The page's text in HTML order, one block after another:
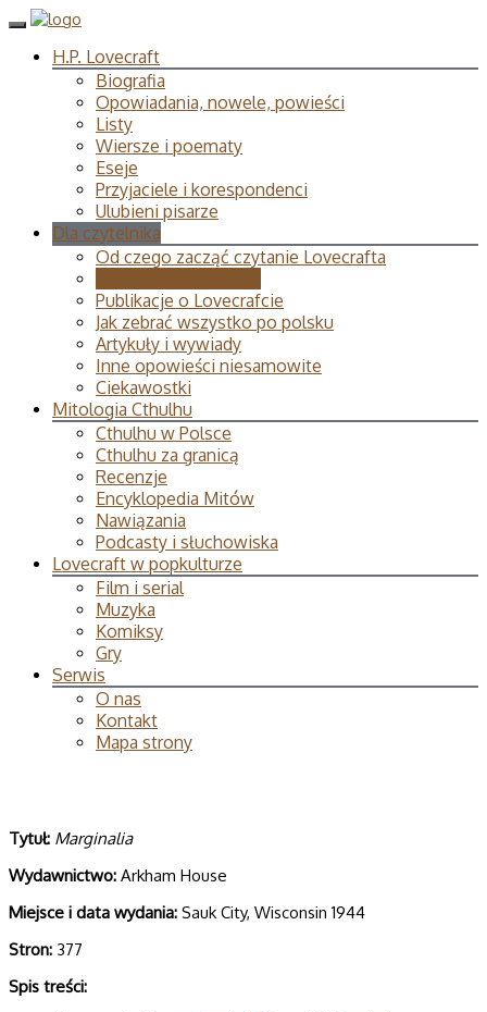
H.P. Lovecraft
Biografia
Opowiadania, nowele, powieści
Listy
Wiersze i poematy
Eseje
Przyjaciele i korespondenci
Ulubieni pisarze
Dla czytelnika
Od czego zacząć czytanie Lovecrafta
Publikacje o Lovecrafcie
Jak zebrać wszystko po polsku
Artykuły i wywiady
Inne opowieści niesamowite
Ciekawostki
Mitologia Cthulhu
Cthulhu w Polsce
Cthulhu za granicą
Recenzje
Encyklopedia Mitów
Nawiązania
Podcasty i słuchowiska
Lovecraft w popkulturze
Film i serial
Muzyka
Komiksy
Gry
Serwis
O nas
Kontakt
Mapa strony
Tytuł: Marginalia
Wydawnictwo: Arkham House
Miejsce i data wydania: Sauk City, Wisconsin 1944
Stron: 377
Spis treści: